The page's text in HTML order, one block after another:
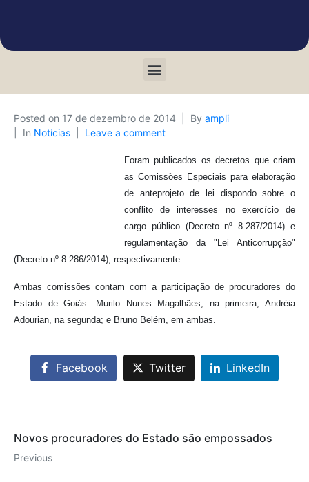
Posted on 17 de dezembro de 2014 By ampli
In Notícias Leave a comment
Foram publicados os decretos que criam
as Comissões Especiais para elaboração
de anteprojeto de lei dispondo sobre o
conflito de interesses no exercício de
cargo público (Decreto nº 8.287/2014) e
regulamentação da "Lei Anticorrupção"
(Decreto nº 8.286/2014), respectivamente.
Ambas comissões contam com a participação de procuradores do
Estado de Goiás: Murilo Nunes Magalhães, na primeira; Andréia
Adourian, na segunda; e Bruno Belém, em ambas.
Facebook Twitter LinkedIn
Novos procuradores do Estado são empossados
Previous